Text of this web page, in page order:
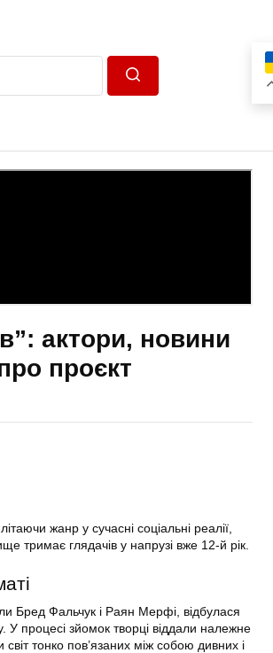
актори, новини
проєкт
жанр у сучасні соціальні реалії,
тримає глядачів у напрузі вже 12-й рік.
Бред Фальчук і Раян Мерфі, відбулася
У процесі зйомок творці віддали належне
тонко пов’язаних між собою дивних і